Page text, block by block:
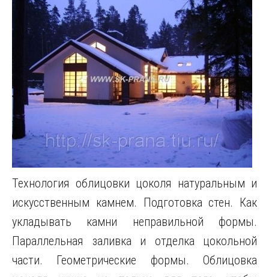
Технология облицовки цоколя натуральным и
искусственным камнем. Подготовка стен. Как
укладывать камни неправильной формы.
Параллельная заливка и отделка цокольной
части. Геометрические формы. Облицовка